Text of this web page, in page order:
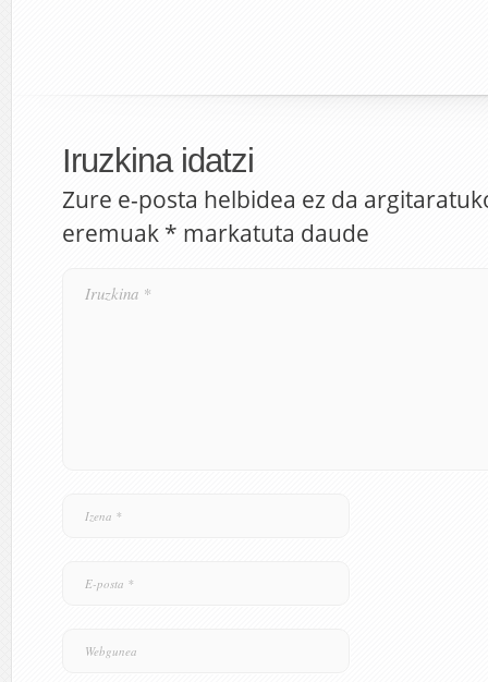
Iruzkina idatzi
Zure e-posta helbidea ez da
eremuak * markatuta daude